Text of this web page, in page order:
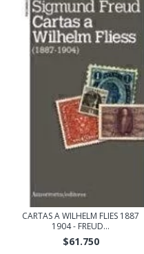
CARTAS A WILHELM FLIES 1887
1904 - FREUD...
$61.750